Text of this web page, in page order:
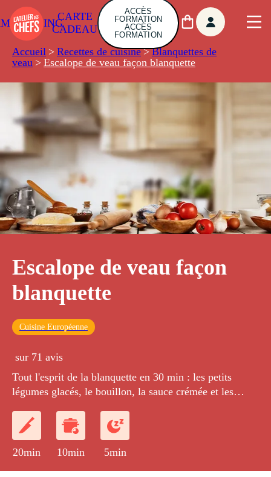
CARTE
CADEAU
ACCÈS
FORMATION
ACCÈS
FORMATION
Accueil > Recettes de cuisine > Blanquettes de
veau > Escalope de veau façon blanquette
Escalope de veau façon
blanquette
Cuisine Européenne
sur 71 avis
Tout l'esprit de la blanquette en 30 min : les petits
légumes glacés, le bouillon, la sauce crémée et les
20min 10min 5min